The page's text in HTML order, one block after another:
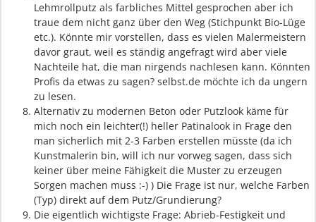
Lehmrollputz als farbliches Mittel gesprochen aber ich
traue dem nicht ganz über den Weg (Stichpunkt Bio-Lüge
etc.). Könnte mir vorstellen, dass es vielen Malermeistern
davor graut, weil es ständig angefragt wird aber viele
Nachteile hat, die man nirgends nachlesen kann. Könnten
Profis da etwas zu sagen? selbst.de möchte ich da ungern
zu lesen.
Alternativ zu modernen Beton oder Putzlook käme für
mich noch ein leichter(!) heller Patinalook in Frage den
man sicherlich mit 2-3 Farben erstellen müsste (da ich
Kunstmalerin bin, will ich nur vorweg sagen, dass sich
keiner über meine Fähigkeit die Muster zu erzeugen
Sorgen machen muss :-) ) Die Frage ist nur, welche Farben
(Typ) direkt auf dem Putz/Grundierung?
Die eigentlich wichtigste Frage: Abrieb-Festigkeit und